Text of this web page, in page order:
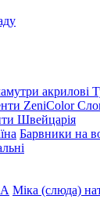
акрилові
ZeniColor
Швейцарія
Барвники на
Міка (слюда)